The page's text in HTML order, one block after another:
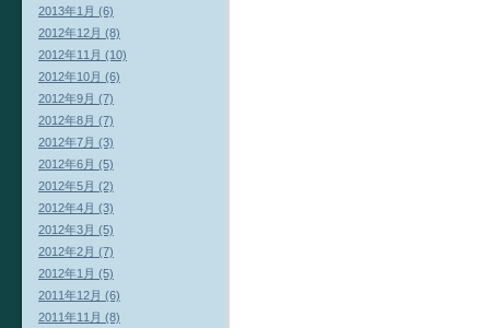
2013年1月 (6)
2012年12月 (8)
2012年11月 (10)
2012年10月 (6)
2012年9月 (7)
2012年8月 (7)
2012年7月 (3)
2012年6月 (5)
2012年5月 (2)
2012年4月 (3)
2012年3月 (5)
2012年2月 (7)
2012年1月 (5)
2011年12月 (6)
2011年11月 (8)